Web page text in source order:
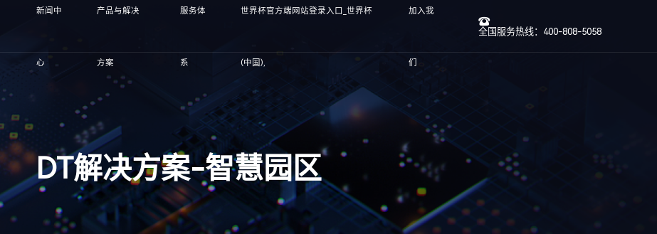
新闻中
心
产品与解决
方案
服务体
系
世界杯官方端网站登录入口_世界杯
(中国),
加入我
们
全国服务热线：400-808-5058
DT解决方案-智慧园区